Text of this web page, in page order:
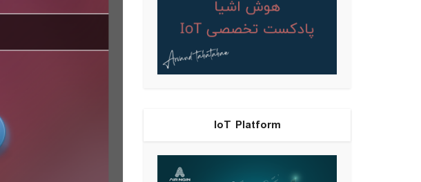
IoT Platform